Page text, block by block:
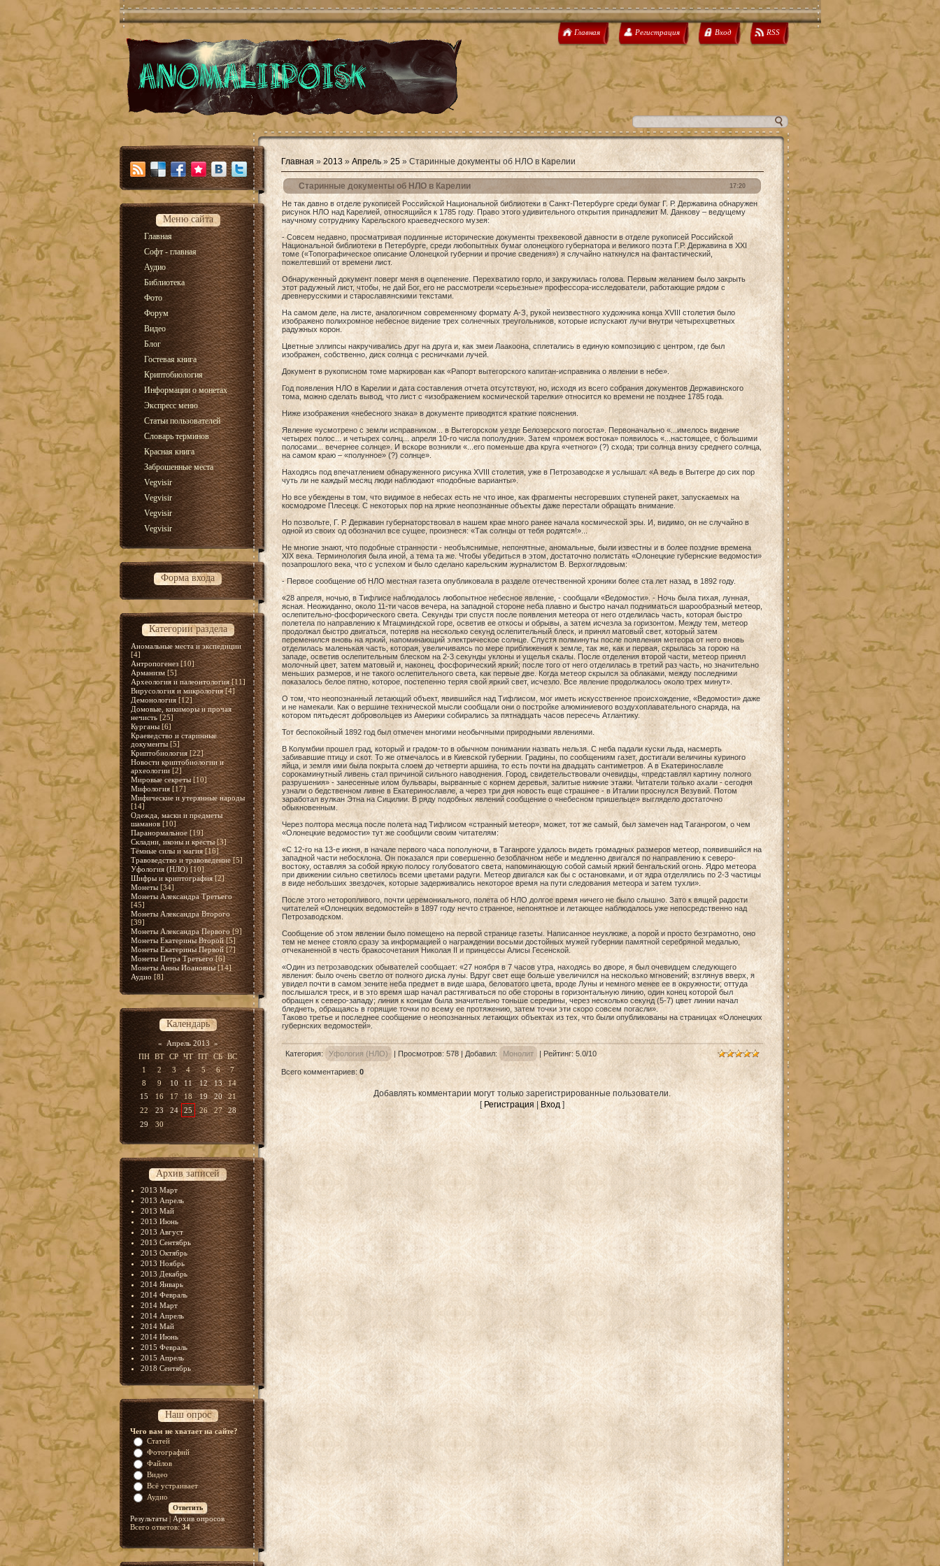
Главная Регистрация Вход RSS
Меню сайта
Главная
Софт - главная
Аудио
Библиотека
Фото
Форум
Видео
Блог
Гостевая книга
Криптобиология
Информации о монетах
Экспресс меню
Статьи пользователей
Словарь терминов
Красная книга
Заброшенные места
Vegvisir
Vegvisir
Vegvisir
Vegvisir
Форма входа
Категории раздела
Аномальные места и экспедиции
[4]
Антропогенез [10]
Арманизм [5]
Археология и палеонтология [11]
Вирусология и микрология [4]
Демонология [12]
Домовые, кикиморы и прочая
нечисть [25]
Курганы [6]
Краеведство и старинные
документы [5]
Криптобиология [22]
Новости криптобиологии и
археологии [2]
Мировые секреты [10]
Мифология [17]
Мифические и утерянные народы
[14]
Одежда, маски и предметы
шаманов [10]
Паранормальное [19]
Складни, иконы и кресты [3]
Тёмные силы и магия [16]
Травоведство и травоведение [5]
Уфология (НЛО) [10]
Шифры и криптография [2]
Монеты [34]
Монеты Александра Третьего
[45]
Монеты Александра Второго
[39]
Монеты Александра Первого [9]
Монеты Екатерины Второй [5]
Монеты Екатерины Первой [7]
Монеты Петра Третьего [6]
Монеты Анны Иоановны [14]
Аудио [8]
Календарь
« Апрель 2013 »
ПН ВТ СР ЧТ ПТ СБ ВС
1
2 3 4 5 6
7
8
9 10 11 12 13
14
15
16 17 18 19 20
21
22
23 24 25 26 27
28
29
30
Архив записей
2013 Март
2013 Апрель
2013 Май
2013 Июнь
2013 Август
2013 Сентябрь
2013 Октябрь
2013 Ноябрь
2013 Декабрь
2014 Январь
2014 Февраль
2014 Март
2014 Апрель
2014 Май
2014 Июнь
2015 Февраль
2015 Апрель
2018 Сентябрь
Наш опрос
Чего вам не хватает на сайте?
Статей
Фотографий
Файлов
Видео
Всё устраивает
Аудио
Результаты|Архив опросов
Всего ответов:34
Главная » 2013 » Апрель » 25» Старинные документы об НЛО в Карелии
17:20
Старинные документы об НЛО в Карелии
Не так давно в отделе рукописей Российской Национальной библиотеки в Санкт-Петербурге среди бумаг Г. Р. Державина обнаружен
рисунок НЛО над Карелией, относящийся к 1785 году. Право этого удивительного открытия принадлежит М. Данкову – ведущему
научному сотруднику Карельского краеведческого музея:
- Совсем недавно, просматривая подлинные исторические документы трехвековой давности в отделе рукописей Российской
Национальной библиотеки в Петербурге, среди любопытных бумаг олонецкого губернатора и великого поэта Г.Р. Державина в XXI
томе («Топографическое описание Олонецкой губернии и прочие сведения») я случайно наткнулся на фантастический,
пожелтевший от времени лист.
Обнаруженный документ поверг меня в оцепенение. Перехватило горло, и закружилась голова. Первым желанием было закрыть
этот радужный лист, чтобы, не дай Бог, его не рассмотрели «серьезные» профессора-исследователи, работающие рядом с
древнерусскими и старославянскими текстами.
На самом деле, на листе, аналогичном современному формату А-З, рукой неизвестного художника конца XVIII столетия было
изображено полихромное небесное видение трех солнечных треугольников, которые испускают лучи внутри четырехцветных
радужных корон.
Цветные эллипсы накручивались друг на друга и, как змеи Лаакоона, сплетались в единую композицию с центром, где был
изображен, собственно, диск солнца с ресничками лучей.
Документ в рукописном томе маркирован как «Рапорт вытегорского капитан-исправника о явлении в небе».
Год появления НЛО в Карелии и дата составления отчета отсутствуют, но, исходя из всего собрания документов Державинского
тома, можно сделать вывод, что лист с «изображением космической тарелки» относится ко времени не позднее 1785 года.
Ниже изображения «небесного знака» в документе приводятся краткие пояснения.
Явление «усмотрено с земли исправником... в Вытегорском уезде Белозерского погоста». Первоначально «...имелось видение
четырех полос... и четырех солнц... апреля 10-го числа пополудни». Затем «промеж востока» появилось «...настоящее, с большими
полосами... вечернее солнце». И вскоре возникли «...его поменьше два круга «четного» (?) схода; три солнца внизу среднего солнца,
на самом краю – «полунное» (?) солнце».
Находясь под впечатлением обнаруженного рисунка XVIII столетия, уже в Петрозаводске я услышал: «А ведь в Вытегре до сих пор
чуть ли не каждый месяц люди наблюдают «подобные варианты».
Но все убеждены в том, что видимое в небесах есть не что иное, как фрагменты несгоревших ступеней ракет, запускаемых на
космодроме Плесецк. С некоторых пор на яркие неопознанные объекты даже перестали обращать внимание.
Но позвольте, Г. Р. Державин губернаторствовал в нашем крае много ранее начала космической эры. И, видимо, он не случайно в
одной из своих од обозначил все сущее, произнеся: «Так солнцы от тебя родятся!»...
Не многие знают, что подобные странности - необъяснимые, непонятные, аномальные, были известны и в более поздние времена
ХIХ века. Терминология была иной, а тема та же. Чтобы убедиться в этом, достаточно полистать «Олонецкие губернские ведомости»
позапрошлого века, что с успехом и было сделано карельским журналистом В. Верхоглядовым:
- Первое сообщение об НЛО местная газета опубликовала в разделе отечественной хроники более ста лет назад, в 1892 году.
«28 апреля, ночью, в Тифлисе наблюдалось любопытное небесное явление, - сообщали «Ведомости». - Ночь была тихая, лунная,
ясная. Неожиданно, около 11-ти часов вечера, на западной стороне неба плавно и быстро начал подниматься шарообразный метеор,
ослепительно-фосфорического света. Секунды три спустя после появления метеора от него отделилась часть, которая быстро
полетела по направлению к Мтацминдской горе, осветив ее откосы и обрывы, а затем исчезла за горизонтом. Между тем, метеор
продолжал быстро двигаться, потеряв на несколько секунд ослепительный блеск, и принял матовый свет, который затем
переменился вновь на яркий, напоминающий электрическое солнце. Спустя полминуты после появления метеора от него вновь
отделилась маленькая часть, которая, увеличиваясь по мере приближения к земле, так же, как и первая, скрылась за горою на
западе, осветив ослепительным блеском на 2-3 секунды уклоны и ущелья скалы. После отделения второй части, метеор принял
молочный цвет, затем матовый и, наконец, фосфорический яркий; после того от него отделилась в третий раз часть, но значительно
меньших размеров, и не такого ослепительного света, как первые две. Когда метеор скрылся за облаками, между последними
показалось белое пятно, которое, постепенно теряя свой яркий свет, исчезло. Все явление продолжалось около трех минут».
О том, что неопознанный летающий объект, явившийся над Тифлисом, мог иметь искусственное происхождение, «Ведомости» даже
и не намекали. Как о вершине технической мысли сообщали они о постройке алюминиевого воздухоплавательного снаряда, на
котором пятьдесят добровольцев из Америки собирались за пятнадцать часов пересечь Атлантику.
Тот беспокойный 1892 год был отмечен многими необычными природными явлениями.
В Колумбии прошел град, который и градом-то в обычном понимании назвать нельзя. С неба падали куски льда, насмерть
забивавшие птицу и скот. То же отмечалось и в Киевской губернии. Градины, по сообщениям газет, достигали величины куриного
яйца, и земля ими была покрыта слоем до четверти аршина, то есть почти на двадцать сантиметров. А в Екатеринославле
сорокаминутный ливень стал причиной сильного наводнения. Город, свидетельствовали очевидцы, «представлял картину полного
разрушения» - занесенные илом бульвары, вырванные с корнем деревья, залитые нижние этажи. Читатели только ахали - сегодня
узнали о бедственном ливне в Екатеринославле, а через три дня новость еще страшнее - в Италии проснулся Везувий. Потом
заработал вулкан Этна на Сицилии. В ряду подобных явлений сообщение о «небесном пришельце» выглядело достаточно
обыкновенным.
Через полтора месяца после полета над Тифлисом «странный метеор», может, тот же самый, был замечен над Таганрогом, о чем
«Олонецкие ведомости» тут же сообщили своим читателям:
«С 12-го на 13-е июня, в начале первого часа пополуночи, в Таганроге удалось видеть громадных размеров метеор, появившийся на
западной части небосклона. Он показался при совершенно безоблачном небе и медленно двигался по направлению к северо-
востоку, оставляя за собой яркую полосу голубоватого света, напоминающую собой самый яркий бенгальский огонь. Ядро метеора
при движении сильно светилось всеми цветами радуги. Метеор двигался как бы с остановками, и от ядра отделялись по 2-3 частицы
в виде небольших звездочек, которые задерживались некоторое время на пути следования метеора и затем тухли».
После этого неторопливого, почти церемониального, полета об НЛО долгое время ничего не было слышно. Зато к вящей радости
читателей «Олонецких ведомостей» в 1897 году нечто странное, непонятное и летающее наблюдалось уже непосредственно над
Петрозаводском.
Сообщение об этом явлении было помещено на первой странице газеты. Написанное неуклюже, а порой и просто безграмотно, оно
тем не менее стояло сразу за информацией о награждении восьми достойных мужей губернии памятной серебряной медалью,
отчеканенной в честь бракосочетания Николая II и принцессы Алисы Гесенской.
«Один из петрозаводских обывателей сообщает: «27 ноября в 7 часов утра, находясь во дворе, я был очевидцем следующего
явления: было очень светло от полного диска луны. Вдруг свет еще больше увеличился на несколько мгновений; взглянув вверх, я
увидел почти в самом зените неба предмет в виде шара, беловатого цвета, вроде Луны и немного менее ее в окружности; оттуда
послышался треск, и в это время шар начал растягиваться по обе стороны в горизонтальную линию, один конец которой был
обращен к северо-западу; линия к концам была значительно тоньше середины, через несколько секунд (5-7) цвет линии начал
бледнеть, обращаясь в горящие точки по всему ее протяжению, затем точки эти скоро совсем погасли».
Таково третье и последнее сообщение о неопознанных летающих объектах из тех, что были опубликованы на страницах «Олонецких
губернских ведомостей».
Категория: Уфология (НЛО) | Просмотров: 578 | Добавил: Монолит | Рейтинг: 5.0/10
Всего комментариев: 0
Добавлять комментарии могут только зарегистрированные пользователи.
[ Регистрация Вход]